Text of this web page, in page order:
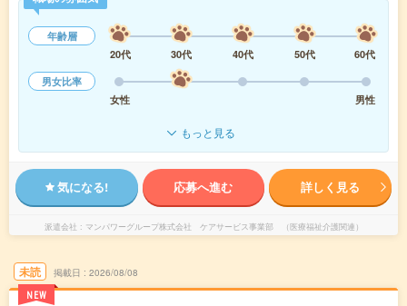
年齢層
20代
30代 40代 50代
60代
男女比率
女性
男性
もっと見る
気になる! 応募へ進む 詳しく見る
派遣会社 マンパワーグループ株式会社 ケアサービス事業部 （医療福祉介護関連）
未読
NEW
掲載日 2026/08/08